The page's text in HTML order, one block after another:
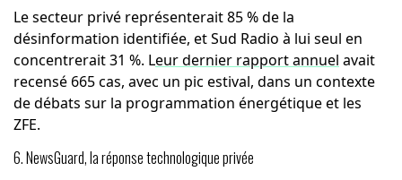
Le secteur privé représenterait 85 % de la
désinformation identifiée, et Sud Radio à lui seul en
concentrerait 31 %. Leur dernier rapport annuel avait
recensé 665 cas, avec un pic estival, dans un contexte
de débats sur la programmation énergétique et les
ZFE.
6. NewsGuard, la réponse technologique privée